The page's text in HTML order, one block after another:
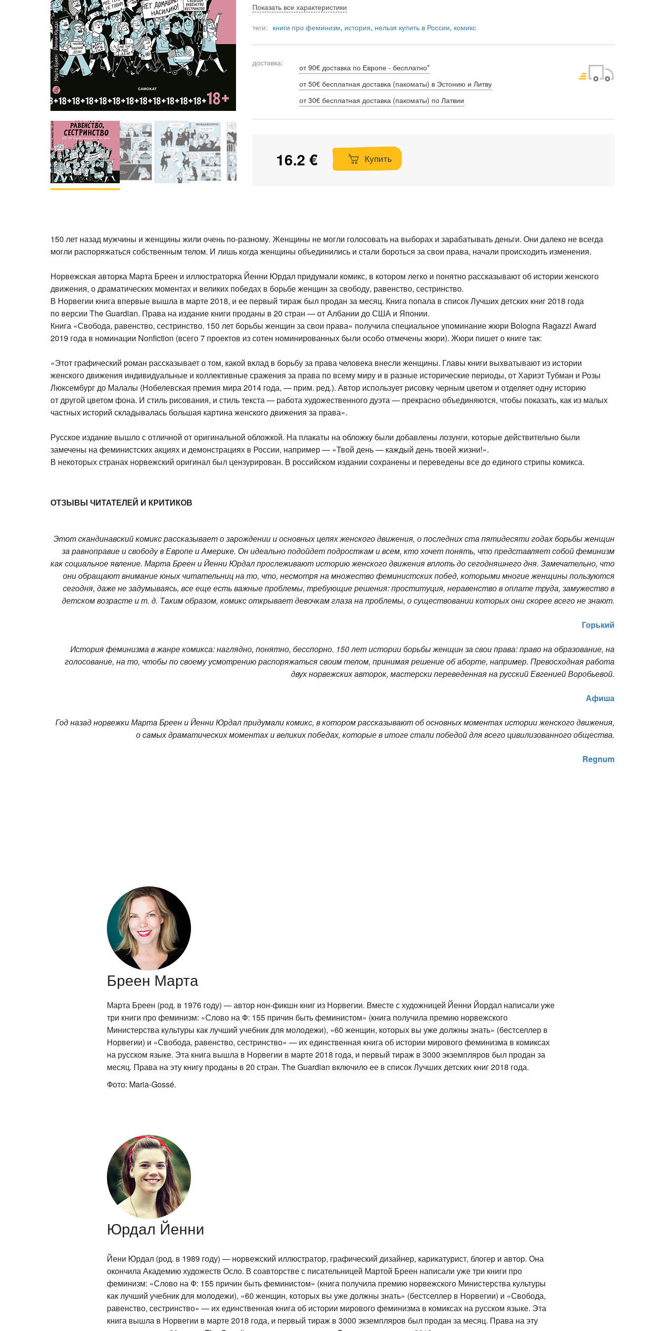
Показать все характеристики
теги: книги про феминизм, история, нельзя купить в России, комикс
доставка:
от 90€ доставка по Европе - бесплатно*
от 50€ бесплатная доставка (пакоматы) в Эстонию и Литву
от 30€ бесплатная доставка (пакоматы) по Латвии
16.2 € Купить
150 лет назад мужчины и женщины жили очень по-разному. Женщины не могли голосовать на выборах и зарабатывать деньги. Они далеко не всегда
могли распоряжаться собственным телом. И лишь когда женщины объединились и стали бороться за свои права, начали происходить изменения.
Норвежская авторка Марта Бреен и иллюстраторка Йенни Юрдал придумали комикс, в котором легко и понятно рассказывают об истории женского
движения, о драматических моментах и великих победах в борьбе женщин за свободу, равенство, сестринство.
В Норвегии книга впервые вышла в марте 2018, и ее первый тираж был продан за месяц. Книга попала в список Лучших детских книг 2018 года
по версии The Guardian. Права на издание книги проданы в 20 стран — от Албании до США и Японии.
Книга «Свобода, равенство, сестринство. 150 лет борьбы женщин за свои права» получила специальное упоминание жюри Bologna Ragazzi Award
2019 года в номинации Nonfiction (всего 7 проектов из сотен номинированных были особо отмечены жюри). Жюри пишет о книге так:
«Этот графический роман рассказывает о том, какой вклад в борьбу за права человека внесли женщины. Главы книги выхватывают из истории
женского движения индивидуальные и коллективные сражения за права по всему миру и в разные исторические периоды, от Хариэт Тубман и Розы
Люксембург до Малалы (Нобелевская премия мира 2014 года, — прим. ред.). Автор использует рисовку черным цветом и отделяет одну историю
от другой цветом фона. И стиль рисования, и стиль текста — работа художественного дуэта — прекрасно объединяются, чтобы показать, как из малых
частных историй складывалась большая картина женского движения за права».
Русское издание вышло с отличной от оригинальной обложкой. На плакаты на обложку были добавлены лозунги, которые действительно были
замечены на феминистских акциях и демонстрациях в России, например — «Твой день — каждый день твоей жизни!».
В некоторых странах норвежский оригинал был цензурирован. В российском издании сохранены и переведены все до единого стрипы комикса.
ОТЗЫВЫ ЧИТАТЕЛЕЙ И КРИТИКОВ
Этот скандинавский комикс рассказывает о зарождении и основных целях женского движения, о последних ста пятидесяти годах борьбы женщин
за равноправие и свободу в Европе и Америке. Он идеально подойдет подросткам и всем, кто хочет понять, что представляет собой феминизм
как социальное явление. Марта Бреен и Йенни Юрдал прослеживают историю женского движения вплоть до сегодняшнего дня. Замечательно, что
они обращают внимание юных читательниц на то, что, несмотря на множество феминистских побед, которыми многие женщины пользуются
сегодня, даже не задумываясь, все еще есть важные проблемы, требующие решения: проституция, неравенство в оплате труда, замужество в
детском возрасте и т. д. Таким образом, комикс открывает девочкам глаза на проблемы, о существовании которых они скорее всего не знают.
Горький
История феминизма в жанре комикса: наглядно, понятно, бесспорно. 150 лет истории борьбы женщин за свои права: право на образование, на
голосование, на то, чтобы по своему усмотрению распоряжаться своим телом, принимая решение об аборте, например. Превосходная работа
двух норвежских авторок, мастерски переведенная на русский Евгенией Воробьевой.
Афиша
Год назад норвежки Марта Бреен и Йенни Юрдал придумали комикс, в котором рассказывают об основных моментах истории женского движения,
о самых драматических моментах и великих победах, которые в итоге стали победой для всего цивилизованного общества.
Regnum
Бреен Марта
Марта Бреен (род. в 1976 году) — автор нон-фикшн книг из Норвегии. Вместе с художницей Йенни Йордал написали уже
три книги про феминизм: «Слово на Ф: 155 причин быть феминистом» (книга получила премию норвежского
Министерства культуры как лучший учебник для молодежи), «60 женщин, которых вы уже должны знать» (бестселлер в
Норвегии) и «Свобода, равенство, сестринство» — их единственная книга об истории мирового феминизма в комиксах
на русском языке. Эта книга вышла в Норвегии в марте 2018 года, и первый тираж в 3000 экземпляров был продан за
месяц. Права на эту книгу проданы в 20 стран. The Guardian включило ее в список Лучших детских книг 2018 года.
Фото: Maria-Gossé.
Юрдал Йенни
Йени Юрдал (род. в 1989 году) — норвежский иллюстратор, графический дизайнер, карикатурист, блогер и автор. Она
окончила Академию художеств Осло. В соавторстве с писательницей Мартой Бреен написали уже три книги про
феминизм: «Слово на Ф: 155 причин быть феминистом» (книга получила премию норвежского Министерства культуры
как лучший учебник для молодежи), «60 женщин, которых вы уже должны знать» (бестселлер в Норвегии) и «Свобода,
равенство, сестринство» — их единственная книга об истории мирового феминизма в комиксах на русском языке. Эта
книга вышла в Норвегии в марте 2018 года, и первый тираж в 3000 экземпляров был продан за месяц. Права на эту